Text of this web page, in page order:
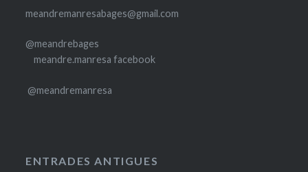
meandremanresabages@gmail.com
@meandrebages
meandre.manresa facebook
@meandremanresa
ENTRADES ANTIGUES